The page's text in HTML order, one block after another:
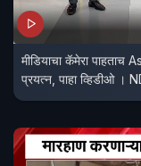
मीडियाचा कॅमेरा पाहताच
प्रयत्न, पाहा व्हिडीओ ।